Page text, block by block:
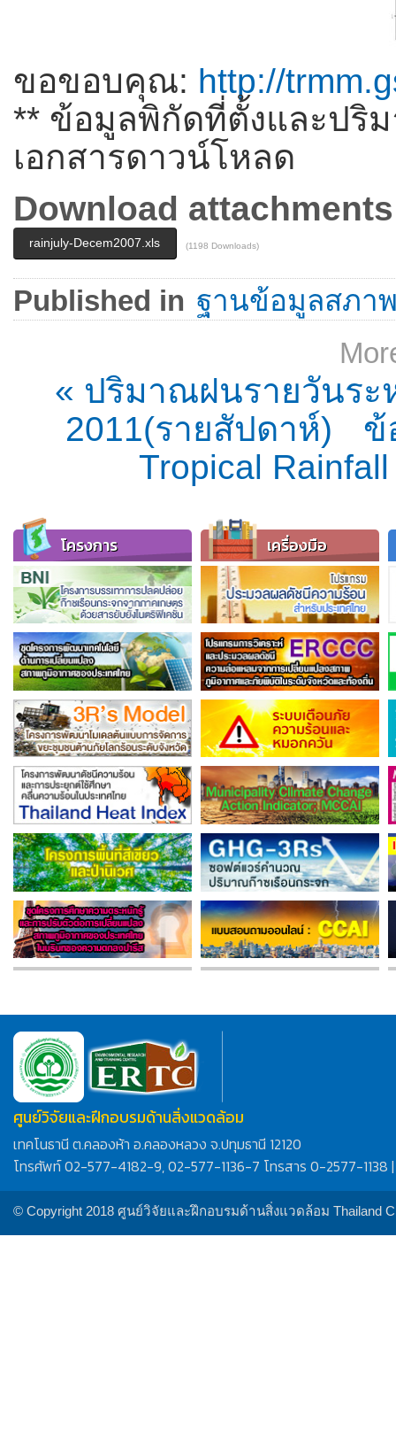
ขอขอบคุณ: http://
** ข้อมูลพิกัดที่ตั้งและปริ
เอกสารดาวน์โหลด
Download
rainjuly-Decem2007.xls (1198 Downloads)
Published in ฐานข้อมูลสภา
« ปริมาณฝนรายวันระ
2011(รายสัปดาห์)
ข้
Tropical
โครงการ เครื่องมือ
ศูนย์วิจัยและฝึกอบรมด้านสิ่งแวดล้อม
เทคโนธานี ต.คลองห้า อ.คลองหลวง จ.ปทุมธานี 12120
โทรศัพท์ 02-577-4182-9, 02-577-1136-7 โทรสาร 0-2577-1138
© Copyright 2018 ศูนย์วิจัยและฝึกอบรมด้านสิ่งแวดล้อม Thailand